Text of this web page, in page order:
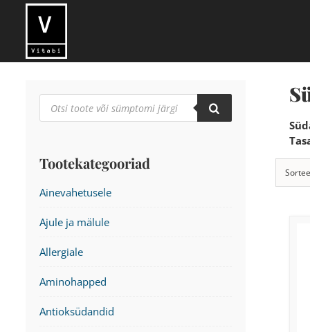
Products
search
Tootekategooriad
Ainevahetusele
Ajule ja mälule
Allergiale
Aminohapped
Antioksüdandid